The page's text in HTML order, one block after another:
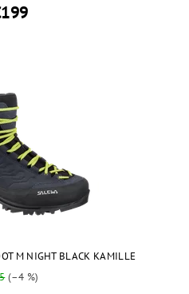
M NIGHT BLACK KAMILLE
(–4 %)